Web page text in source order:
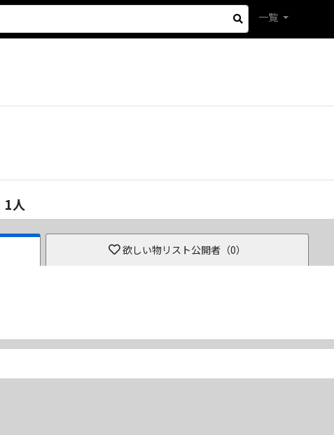
一覧
1人
欲しい物リスト公開者（0）